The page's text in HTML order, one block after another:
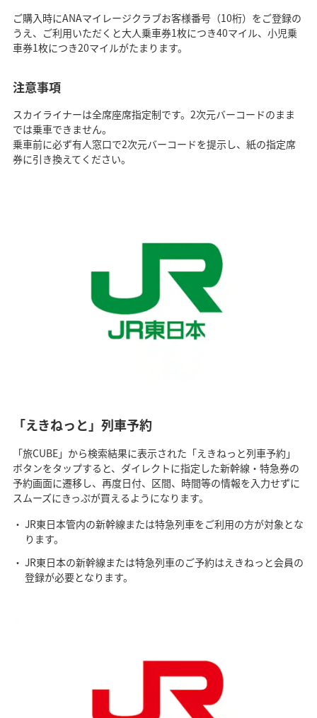
ご購入時にANAマイレージクラブお客様番号（10桁）をご登録の
うえ、ご利用いただくと大人乗車券1枚につき40マイル、小児乗
車券1枚につき20マイルがたまります。
注意事項
スカイライナーは全席座席指定制です。2次元バーコードのまま
では乗車できません。
乗車前に必ず有人窓口で2次元バーコードを提示し、紙の指定席
券に引き換えてください。
「えきねっと」列車予約
「旅CUBE」から検索結果に表示された「えきねっと列車予約」
ボタンをタップすると、ダイレクトに指定した新幹線・特急券の
予約画面に遷移し、再度日付、区間、時間等の情報を入力せずに
スムーズにきっぷが買えるようになります。
JR東日本管内の新幹線または特急列車をご利用の方が対象とな
ります。
JR東日本の新幹線または特急列車のご予約はえきねっと会員の
登録が必要となります。